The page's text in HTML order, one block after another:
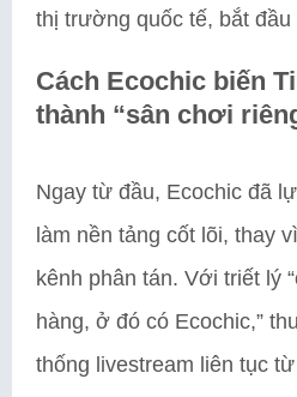
thị trường quốc tế, bắt đầu
Cách Ecochic biến
thành “sân chơi
Ngay từ đầu, Ecochic đã
làm nền tảng cốt lõi, thay
kênh phân tán. Với triết lý
hàng, ở đó có Ecochic,”
thống livestream liên tục